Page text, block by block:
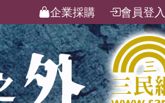
企業採購 會員登入